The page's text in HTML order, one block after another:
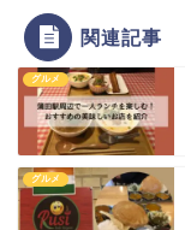
関連記事
グルメ
グルメ